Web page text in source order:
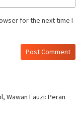
for the next time I
Wawan Fauzi: Peran